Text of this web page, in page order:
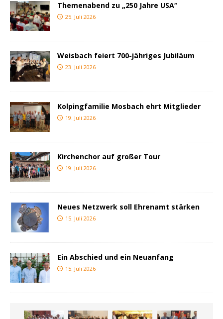
Themenabend zu „250 Jahre USA“
25. Juli 2026
Weisbach feiert 700-jähriges Jubiläum
23. Juli 2026
Kolpingfamilie Mosbach ehrt Mitglieder
19. Juli 2026
Kirchenchor auf großer Tour
19. Juli 2026
Neues Netzwerk soll Ehrenamt stärken
15. Juli 2026
Ein Abschied und ein Neuanfang
15. Juli 2026